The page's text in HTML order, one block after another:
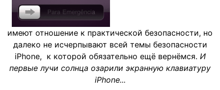
имеют отношение к практической безопасности, но
далеко не исчерпывают всей темы безопасности
iPhone, к которой обязательно ещё вернёмся. И
первые лучи солнца озарили экранную клавиатуру
iPhone...